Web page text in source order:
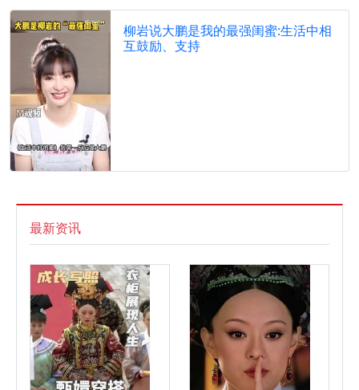
柳岩说大鹏是我的最强闺蜜:生活中相
互鼓励、支持
最新资讯